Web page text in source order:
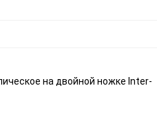
на двойной ножке Inter-